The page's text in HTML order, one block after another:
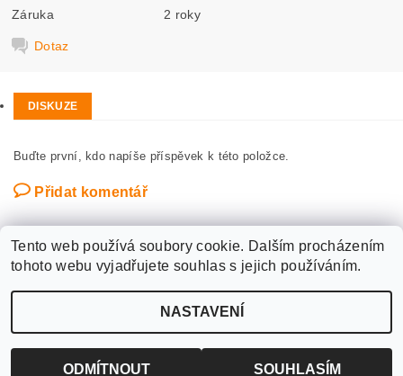
Záruka 2 roky
Dotaz
DISKUZE
Buďte první, kdo napíše příspěvek k této položce.
Přidat komentář
WANTED SPORT PARDUBICE , všechna práva vyhrazena
cookies
Tento web používá soubory cookie. Dalším procházením
tohoto webu vyjadřujete souhlas s jejich používáním.
NASTAVENÍ
ODMÍTNOUT SOUHLASÍM